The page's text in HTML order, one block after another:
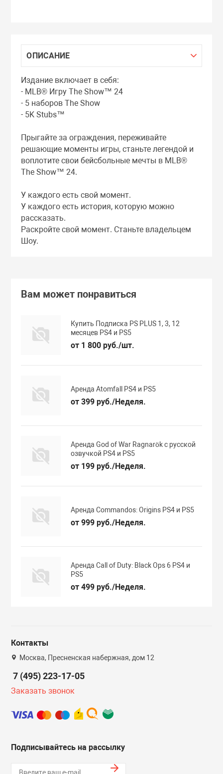
ОПИСАНИЕ
Издание включает в себя:
- MLB® Игру The Show™ 24
- 5 наборов The Show
- 5K Stubs™
Прыгайте за ограждения, переживайте
решающие моменты игры, станьте легендой и
воплотите свои бейсбольные мечты в MLB®
The Show™ 24.
У каждого есть свой момент.
У каждого есть история, которую можно
рассказать.
Раскройте свой момент. Станьте владельцем
Шоу.
Вам может понравиться
Купить Подписка PS PLUS 1, 3, 12
месяцев PS4 и PS5
от 1 800 руб./шт.
Аренда Atomfall PS4 и PS5
от 399 руб./Неделя.
Аренда God of War Ragnarök с русской
озвучкой PS4 и PS5
от 199 руб./Неделя.
Аренда Commandos: Origins PS4 и PS5
от 999 руб./Неделя.
Аренда Call of Duty: Black Ops 6 PS4 и
PS5
от 499 руб./Неделя.
Контакты
Москва, Пресненская набержная, дом 12
7 (495) 223-17-05
Заказать звонок
Подписывайтесь на рассылку